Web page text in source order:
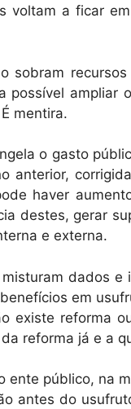
voltam a ficar
sobram
possível ampliar
mentira.
o gasto
anterior,
haver
destes, gerar
e externa.
dados e
em
existe reforma
reforma já e a
ente público, na
antes do